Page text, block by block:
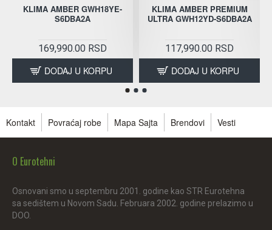
KLIMA AMBER GWH18YE-
S6DBA2A
169,990.00 RSD
DODAJ U KORPU
KLIMA AMBER PREMIUM
ULTRA GWH12YD-S6DBA2A
117,990.00 RSD
DODAJ U KORPU
Kontakt Povraćaj robe Mapa Sajta Brendovi Vesti
O Eurotehni
Osnovani smo u septembru 2001. godine kao STR Eurotehna
sa sedištem u Novom Sadu. Februara 2002. godine prelazimo u
DOO.